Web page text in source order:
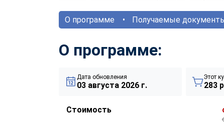
О программе Получаемые
О программе:
Дата обновления
03 августа 2026 г.
Этот
283
Стоимость